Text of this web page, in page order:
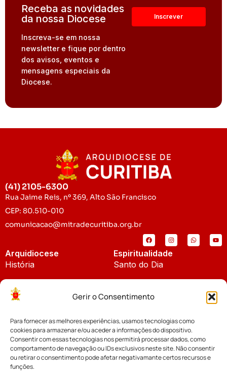
Gerir o Consentimento
Para fornecer as melhores experiências, usamos tecnologias como
cookies para armazenar e/ou aceder a informações do dispositivo.
Consentir com essas tecnologias nos permitirá processar dados, como
comportamento de navegação ou IDs exclusivos neste site. Não consentir
ou retirar o consentimento pode afetar negativamante certos recursos e
funções.
Receba as novidades
da nossa Diocese
Inscreva-se em nossa
newsletter e fique por dentro
dos avisos, eventos e
mensagens especiais da
Diocese.
(41) 2105-6300
Rua Jaime Reis, nº 369, Alto São Francisco
CEP: 80.510-010
comunicacao@mitradecuritiba.org.br
Arquidiocese
História
Padroeira
Espiritualidade
Santo do Dia
Notícias
Notícias da Arquidiocese
Notícias Cáritas
Cúria Diocesana
Fundo Diocesano